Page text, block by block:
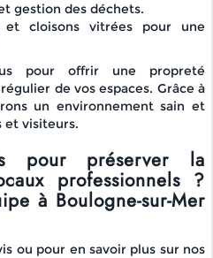
gestion des déchets.
cloisons vitrées pour une
pour offrir une propreté
de vos espaces. Grâce à
un environnement sain et
et visiteurs.
pour préserver la
professionnels ?
à Boulogne-sur-Mer
ou pour en savoir plus sur nos